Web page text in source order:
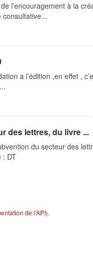
l’encouragement à la
consultative...
a l’édition ,en effet ,
des lettres, du livre ...
du secteur des
: DT
de l'API).